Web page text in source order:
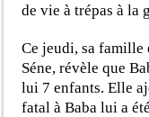
de vie à trépas à la
Ce jeudi, sa famille
Séne, révèle que
lui 7 enfants. Elle
fatal à Baba lui a